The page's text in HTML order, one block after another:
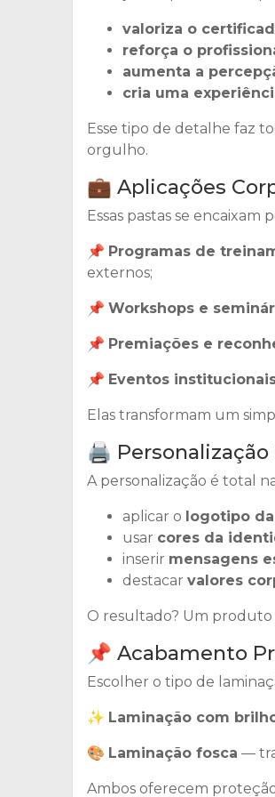
valoriza o
reforça o
aumenta a
cria uma
Esse tipo de detalhe faz
orgulho.
💼 Aplicações
Essas pastas se encaixam
📌 Programas de
externos;
📌 Workshops e
📌 Premiações e
📌 Eventos
Elas transformam um
🖨️
A personalização é total
aplicar o logotipo
usar cores da
inserir mensagens
destacar valores
O resultado? Um produto
📌 Acabamento
Escolher o tipo de
✨ Laminação com
🎨 Laminação fosca —
Ambos oferecem